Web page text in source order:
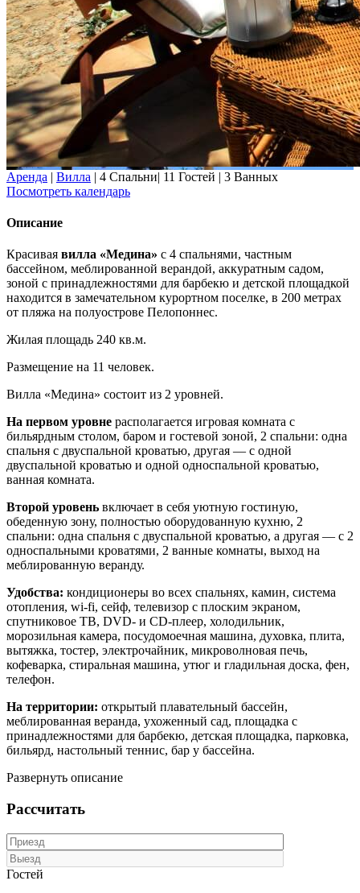
Аренда | Вилла | 4 Спальни| 11 Гостей | 3 Ванных
Посмотреть календарь
Описание
Красивая вилла «Медина» с 4 спальнями, частным
бассейном, меблированной верандой, аккуратным садом,
зоной с принадлежностями для барбекю и детской площадкой
находится в замечательном курортном поселке, в 200 метрах
от пляжа на полуострове Пелопоннес.
Жилая площадь 240 кв.м.
Размещение на 11 человек.
Вилла «Медина» состоит из 2 уровней.
На первом уровне располагается игровая комната с
бильярдным столом, баром и гостевой зоной, 2 спальни: одна
спальня с двуспальной кроватью, другая — с одной
двуспальной кроватью и одной односпальной кроватью,
ванная комната.
Второй уровень включает в себя уютную гостиную,
обеденную зону, полностью оборудованную кухню, 2
спальни: одна спальня с двуспальной кроватью, а другая — с 2
односпальными кроватями, 2 ванные комнаты, выход на
меблированную веранду.
Удобства: кондиционеры во всех спальнях, камин, система
отопления, wi-fi, сейф, телевизор с плоским экраном,
спутниковое ТВ, DVD- и CD-плеер, холодильник,
морозильная камера, посудомоечная машина, духовка, плита,
вытяжка, тостер, электрочайник, микроволновая печь,
кофеварка, стиральная машина, утюг и гладильная доска, фен,
телефон.
На территории: открытый плавательный бассейн,
меблированная веранда, ухоженный сад, площадка с
принадлежностями для барбекю, детская площадка, парковка,
бильярд, настольный теннис, бар у бассейна.
Развернуть описание
Рассчитать
Гостей